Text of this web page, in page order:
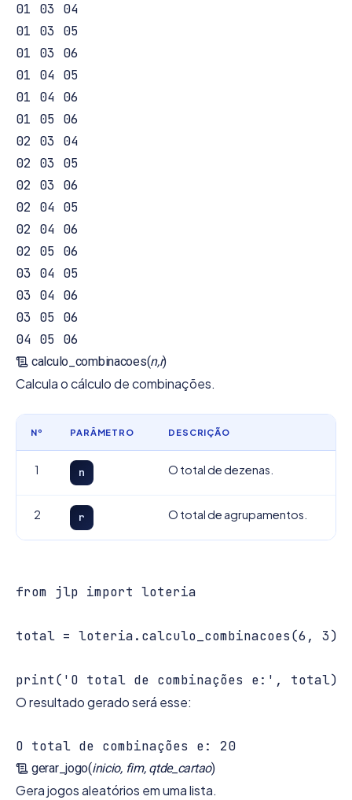
01 03 04
01 03 05
01 03 06
01 04 05
01 04 06
01 05 06
02 03 04
02 03 05
02 03 06
02 04 05
02 04 06
02 05 06
03 04 05
03 04 06
03 05 06
calculo_combinacoes(n,r)
Calcula o cálculo de combinações.
Nº PARÂMETRO DESCRIÇÃO
1 n O total de dezenas.
2 r O total de agrupamentos.
from jlp import loteria
total = loteria.calculo_combinacoes(6, 3)
O resultado gerado será esse:
gerar_jogo(inicio, fim, qtde_cartao)
Gera jogos aleatórios em uma lista.